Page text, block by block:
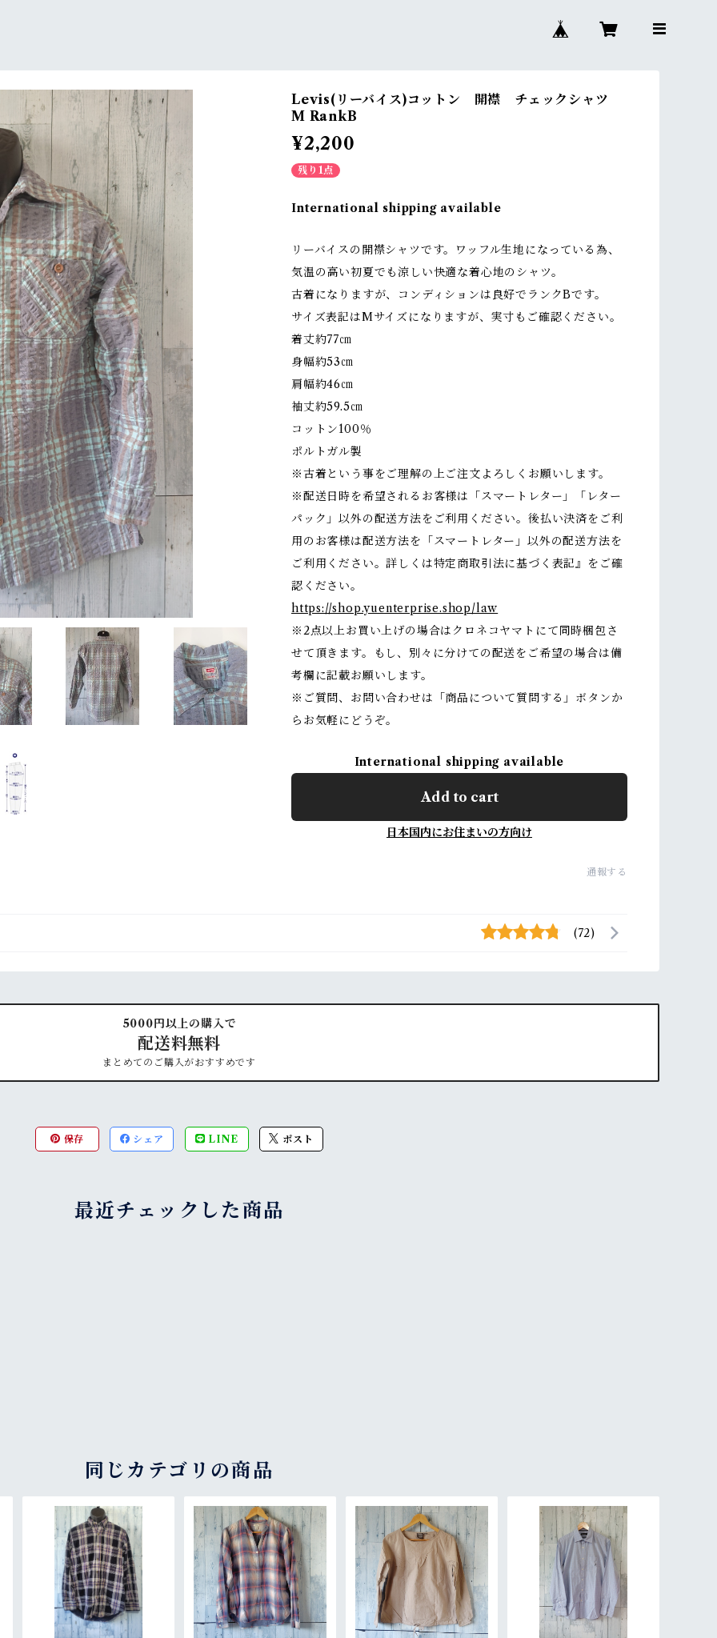
Levis(リーバイス)コットン 開襟 チェックシャツ
M RankB
¥2,200
残り1点
International shipping available
リーバイスの開襟シャツです。ワッフル生地になっている為、
気温の高い初夏でも涼しい快適な着心地のシャツ。
古着になりますが、コンディションは良好でランクBです。
サイズ表記はMサイズになりますが、実寸もご確認ください。
着丈約77㎝
身幅約53㎝
肩幅約46㎝
袖丈約59.5㎝
コットン100％
ポルトガル製
※古着という事をご理解の上ご注文よろしくお願いします。
※配送日時を希望されるお客様は「スマートレター」「レター
パック」以外の配送方法をご利用ください。後払い決済をご利
用のお客様は配送方法を「スマートレター」以外の配送方法を
ご利用ください。詳しくは特定商取引法に基づく表記』をご確
認ください。
https://shop.yuenterprise.shop/law
※2点以上お買い上げの場合はクロネコヤマトにて同時梱包さ
せて頂きます。もし、別々に分けての配送をご希望の場合は備
考欄に記載お願いします。
※ご質問、お問い合わせは「商品について質問する」ボタンか
らお気軽にどうぞ。
International shipping available
Add to cart
日本国内にお住まいの方向け
通報する
(72)
5000円以上の購入で
配送料無料
まとめてのご購入がおすすめです
保存 シェア LINE ポスト
最近チェックした商品
同じカテゴリの商品